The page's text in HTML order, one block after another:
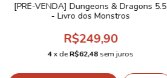
[PRÉ-VENDA] Dungeons & Dragons 5.5
- Livro dos Monstros
R$249,90
4x deR$62,48 sem juros